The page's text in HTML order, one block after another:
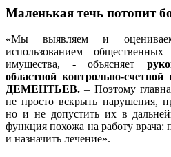
Маленькая течь потопит
«Мы выявляем и
использованием
имущества, - объясняет
областной контрольно-
ДЕМЕНТЬЕВ. – Поэтому
не просто вскрыть нарушения,
но и не допустить их в
функция похожа на работу врача:
и назначить лечение».